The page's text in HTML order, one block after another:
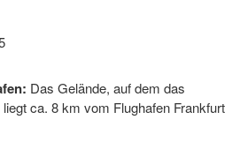
Das Gelände, auf dem das
ca. 8 km vom Flughafen Frankfurt